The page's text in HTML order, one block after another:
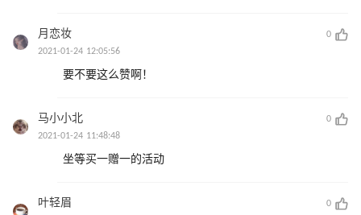
月恋妆
0
2021-01-24 12:05:56
要不要这么赞啊！
马小小北
0
2021-01-24 11:48:48
坐等买一赠一的活动
叶轻眉
0